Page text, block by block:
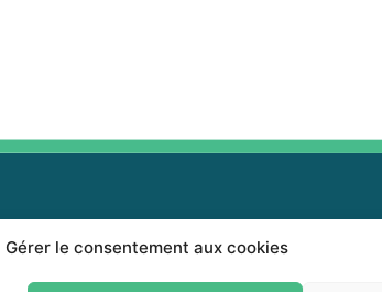
Gérer le consentement aux cookies